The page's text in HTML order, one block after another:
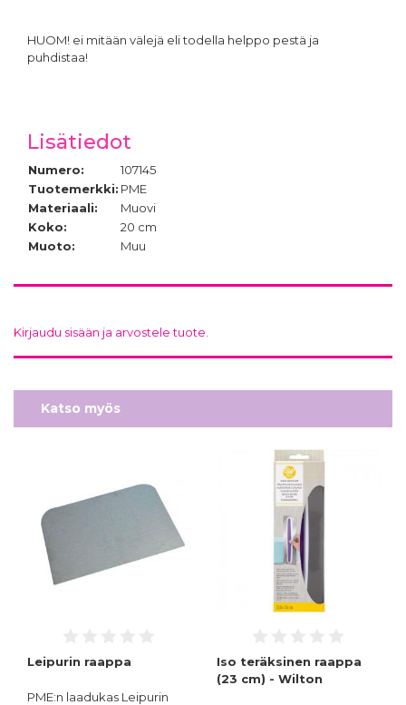
HUOM! ei mitään välejä eli todella helppo pestä ja
puhdistaa!
Lisätiedot
Numero:
107145
Tuotemerkki: PME
Materiaali:
Muovi
Koko:
20 cm
Muoto:
Muu
Kirjaudu sisään ja arvostele tuote.
Katso myös
Leipurin raappa
PME:n laadukas Leipurin
Iso teräksinen raappa
(23 cm) - Wilton